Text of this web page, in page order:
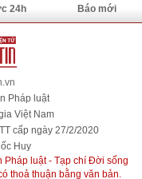
24h Báo mới
Pháp luật
Việt Nam
cấp ngày 27/2/2020
Huy
Pháp luật - Tạp chí Đời sống
thoả thuận bằng văn bản.